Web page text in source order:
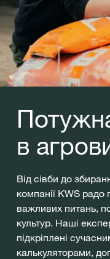
в
Від сівби до
компанії KWS радо
важливих питань,
культур. Наші
підкріплені
калькуляторами,